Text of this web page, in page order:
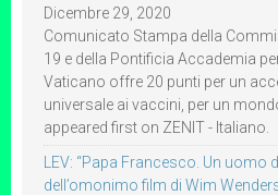
Dicembre 29, 2020
Comunicato Stampa della
19 e della Pontificia Accademia
Vaticano offre 20 punti per un
universale ai vaccini, per un
appeared first on ZENIT - Italiano.
LEV: “Papa Francesco. Un uomo
dell’omonimo film di Wim